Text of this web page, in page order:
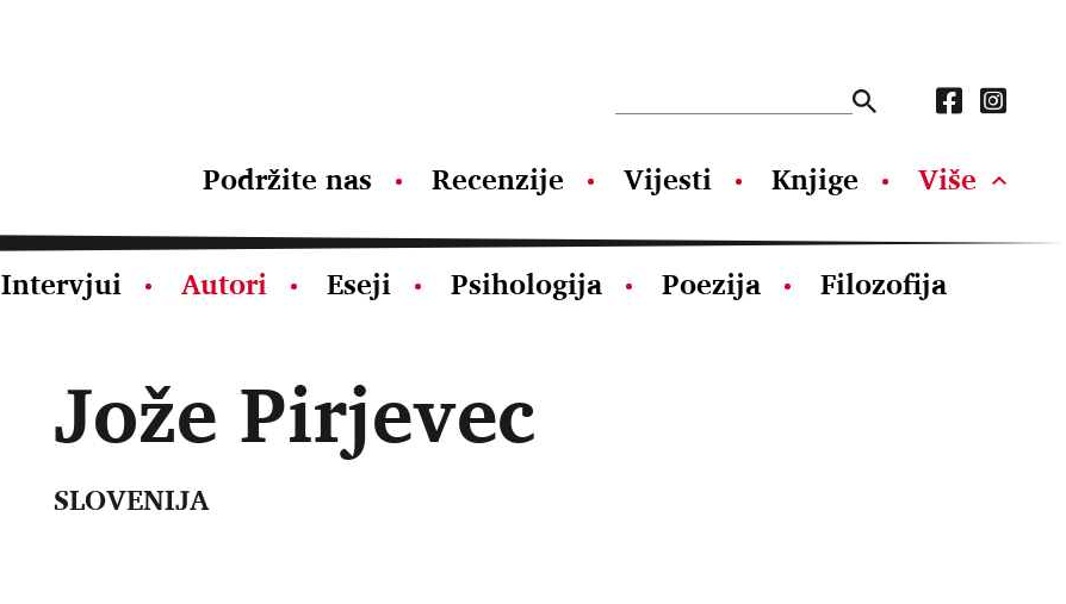
Podržite nas Recenzije Vijesti Knjige Više
Intervjui Autori Eseji Psihologija Poezija Filozofija
Jože Pirjevec
SLOVENIJA